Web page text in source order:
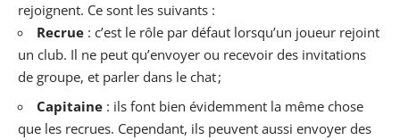
rejoignent. Ce sont les suivants :
Recrue : c’est le rôle par défaut lorsqu’un joueur rejoint
un club. Il ne peut qu’envoyer ou recevoir des invitations
de groupe, et parler dans le chat ;
Capitaine : ils font bien évidemment la même chose
que les recrues. Cependant, ils peuvent aussi envoyer des